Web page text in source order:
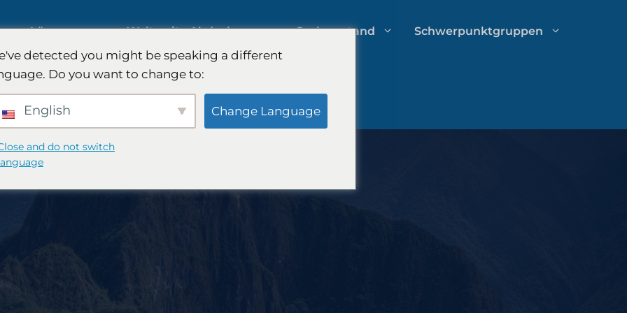
Lösungen
Internationale Marktforschung
Qualitative & Quantitative
Weltweite Abdeckung Sachverstand Schwerpunktgruppen
detected you might be speaking a different
Do you want to change to:
English Change Language
and do not switch